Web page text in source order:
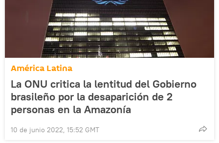
América Latina
La ONU critica la lentitud del Gobierno
brasileño por la desaparición de 2
personas en la Amazonía
10 de junio 2022, 15:52 GMT